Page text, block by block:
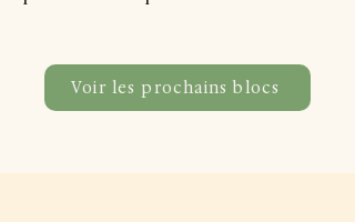
Voir les prochains blocs